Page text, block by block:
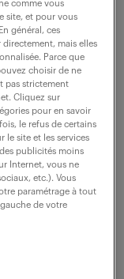
les offres qui
comme vous
site, et pour vous
général, ces
mais elles
Parce que
choisir de ne
pas strictement
Cliquez sur
pour en savoir
le refus de certains
le site et les services
publicités moins
Internet, vous ne
etc.). Vous
paramétrage à tout
de votre